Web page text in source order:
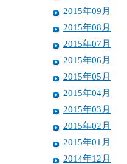
2015年09月
2015年08月
2015年07月
2015年06月
2015年05月
2015年04月
2015年03月
2015年02月
2015年01月
2014年12月